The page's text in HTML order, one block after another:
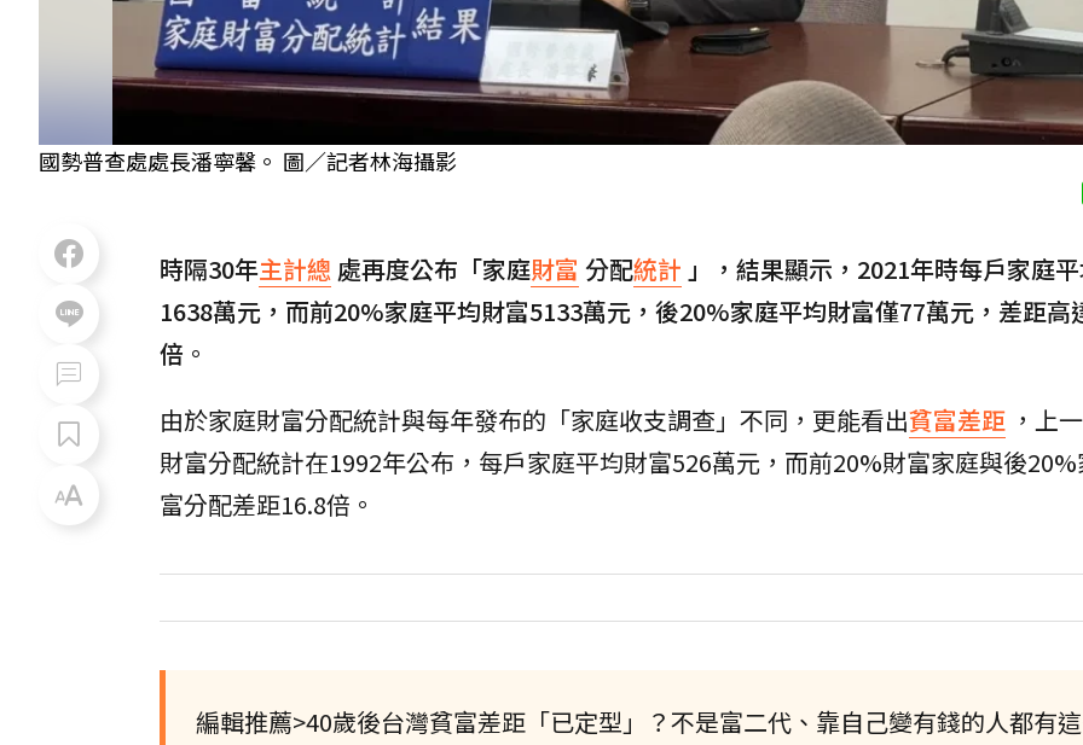
國勢普查處處長潘寧馨。 圖／記者林海攝影
時隔30年主計總 處再度公布「家庭財富 分配統計 」，結果顯示，2021年時每戶家庭
1638萬元，而前20%家庭平均財富5133萬元，後20%家庭平均財富僅77萬元，差距高
倍 。
由於家庭財富分配統計與每年發布的「家庭收支調查」不同，更能看出貧富差距 ，上
財富分配統計在1992年公布，每戶家庭平均財富526萬元，而前20%財富家庭與後
富分配差距16.8倍。
編輯推薦>40歲後台灣貧富差距「已定型」？不是富二代、靠自己變有錢的人都有